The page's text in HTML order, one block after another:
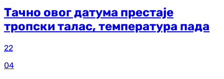
Тачно овог датума престаје
тропски талас, температура пада
22
04